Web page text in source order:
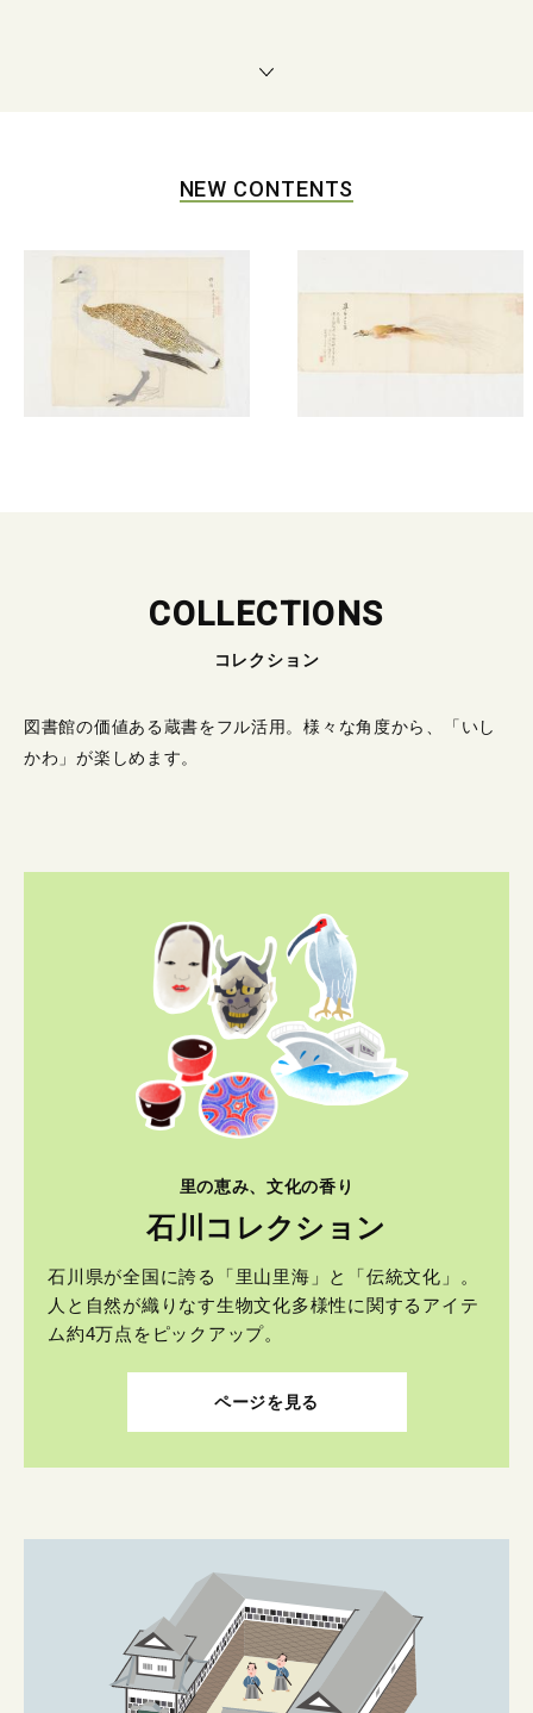
NEW CONTENTS
COLLECTIONS
コレクション
図書館の価値ある蔵書をフル活用。様々な角度から、「いし
かわ」が楽しめます。
里の恵み、文化の香り
石川コレクション
石川県が全国に誇る「里山里海」と「伝統文化」。
人と自然が織りなす生物文化多様性に関するアイテ
ム約4万点をピックアップ。
ページを見る